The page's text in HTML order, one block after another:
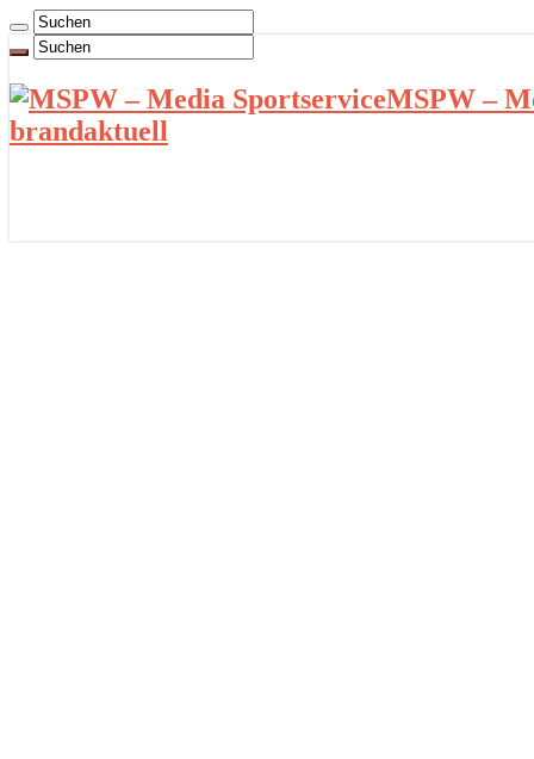
MSPW –
brandaktuell